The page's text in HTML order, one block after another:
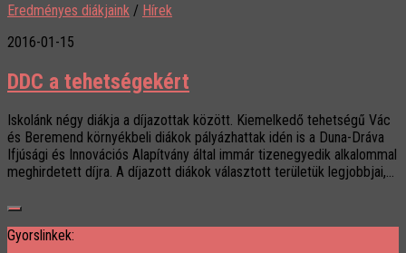
Eredményes diákjaink / Hírek
2016-01-15
DDC a tehetségekért
Iskolánk négy diákja a díjazottak között. Kiemelkedő tehetségű Vác
és Beremend környékbeli diákok pályázhattak idén is a Duna-Dráva
Ifjúsági és Innovációs Alapítvány által immár tizenegyedik alkalommal
meghirdetett díjra. A díjazott diákok választott területük legjobbjai,...
Gyorslinkek: